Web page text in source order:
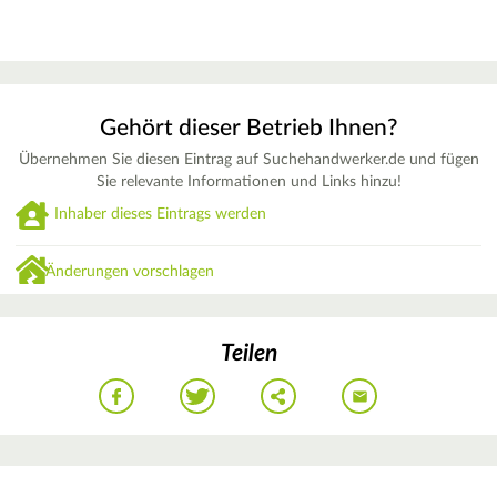
Gehört dieser Betrieb Ihnen?
Übernehmen Sie diesen Eintrag auf Suchehandwerker.de und fügen
Sie relevante Informationen und Links hinzu!
Inhaber dieses Eintrags werden
Änderungen vorschlagen
Teilen